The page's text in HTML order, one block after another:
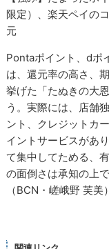
限定）、楽天ペイの
元
Pontaポイント、dポ
は、還元率の高さ、
挙げた「たぬきの大
う。実際には、店舗
ント、クレジットカ
イントサービスがあ
て集中してためる、
の面倒さは承知の上
（BCN・嵯峨野 芙美）